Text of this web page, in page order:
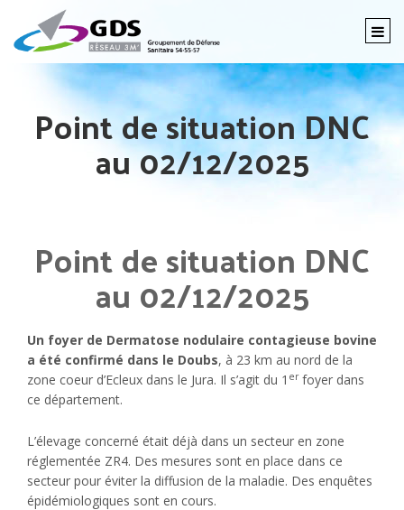
Point de situation DNC
au 02/12/2025
Point de situation DNC
au 02/12/2025
Un foyer de Dermatose nodulaire contagieuse bovine
a été confirmé dans le Doubs, à 23 km au nord de la
zone coeur d’Ecleux dans le Jura. Il s’agit du 1 erfoyer dans
ce département.
L’élevage concerné était déjà dans un secteur en zone
réglementée ZR4. Des mesures sont en place dans ce
secteur pour éviter la diffusion de la maladie. Des enquêtes
épidémiologiques sont en cours.